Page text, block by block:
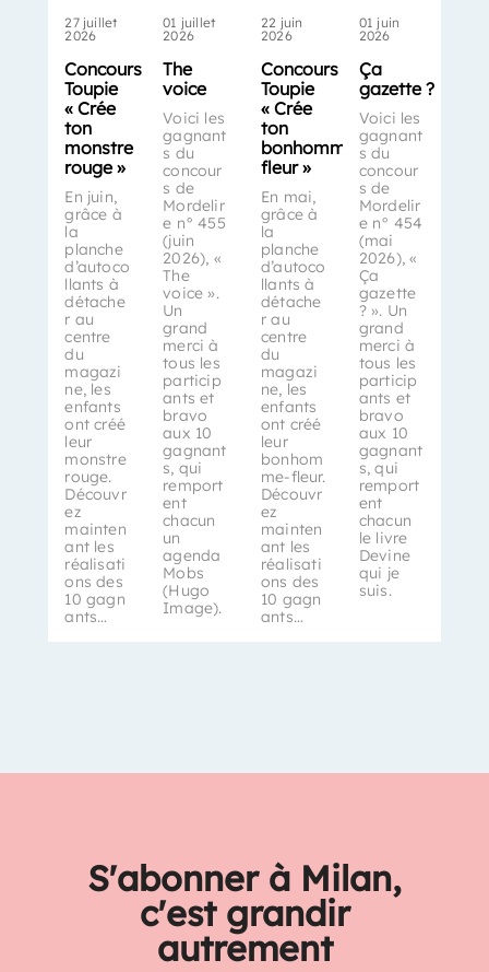
27 juillet
2026
Concours
Toupie
« Crée
ton
monstre
rouge »
En juin,
grâce à
la
planche
d’autoco
llants à
détache
r au
centre
du
magazi
ne, les
enfants
ont créé
leur
monstre
rouge.
Découvr
ez
mainten
ant les
réalisati
ons des
10 gagn
ants…
01 juillet
2026
The
voice
Voici les
gagnant
s du
concour
s de
Mordelir
e n° 455
(juin
2026), «
The
voice ».
Un
grand
merci à
tous les
particip
ants et
bravo
aux 10
gagnant
s, qui
remport
ent
chacun
un
agenda
Mobs
(Hugo
Image).
22 juin
2026
Concours
Toupie
« Crée
ton
bonhomme-
fleur »
En mai,
grâce à
la
planche
d’autoco
llants à
détache
r au
centre
du
magazi
ne, les
enfants
ont créé
leur
bonhom
me-fleur.
Découvr
ez
mainten
ant les
réalisati
ons des
10 gagn
ants…
01 juin
2026
Ça
gazette ?
Voici les
gagnant
s du
concour
s de
Mordelir
e n° 454
(mai
2026), «
Ça
gazette
? ». Un
grand
merci à
tous les
particip
ants et
bravo
aux 10
gagnant
s, qui
remport
ent
chacun
le livre
Devine
qui je
suis.
S'abonner à Milan,
c'est grandir
autrement